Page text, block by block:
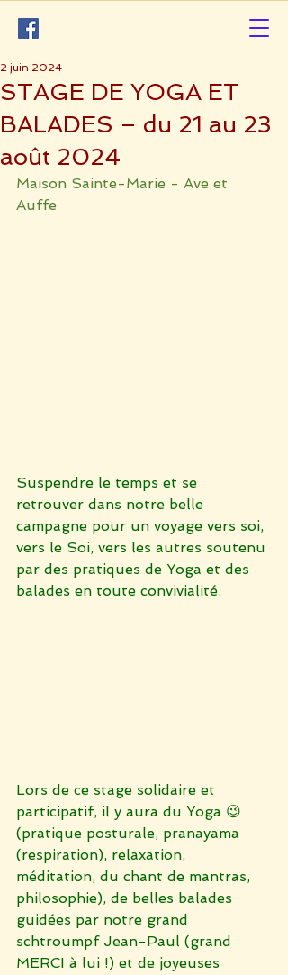
STAGE DE YOGA ET
BALADES – du 21 au 23
août 2024
2 juin 2024
Maison Sainte-Marie - Ave et
Auffe
Suspendre le temps et se
retrouver dans notre belle
campagne pour un voyage vers soi,
vers le Soi, vers les autres soutenu
par des pratiques de Yoga et des
balades en toute convivialité.
Lors de ce stage solidaire et
participatif, il y aura du Yoga 😉
(pratique posturale, pranayama
(respiration), relaxation,
méditation, du chant de mantras,
philosophie), de belles balades
guidées par notre grand
schtroumpf Jean-Paul (grand
MERCI à lui !) et de joyeuses